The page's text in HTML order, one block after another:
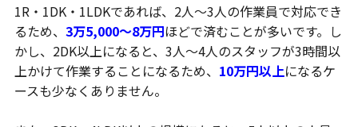
1R・1DK・1LDKであれば、2人～3人の作業員で対応でき
るため、 3万5,000～8万円ほどで済むことが多いです。し
かし、2DK以上になると、3人～4人のスタッフが3時間以
上かけて作業することになるため、 10万円以上になるケ
ースも少なくありません。